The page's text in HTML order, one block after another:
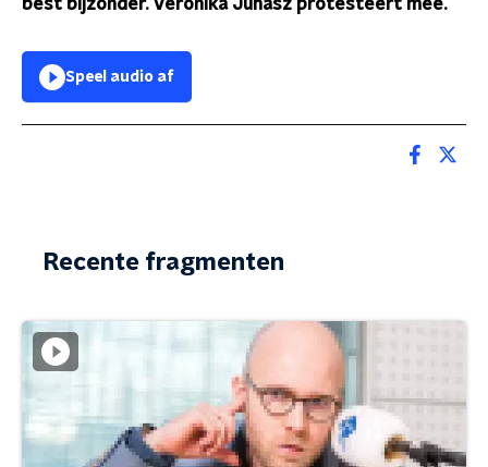
best bijzonder. Veronika Juhasz protesteert mee.
Speel audio af
Recente fragmenten